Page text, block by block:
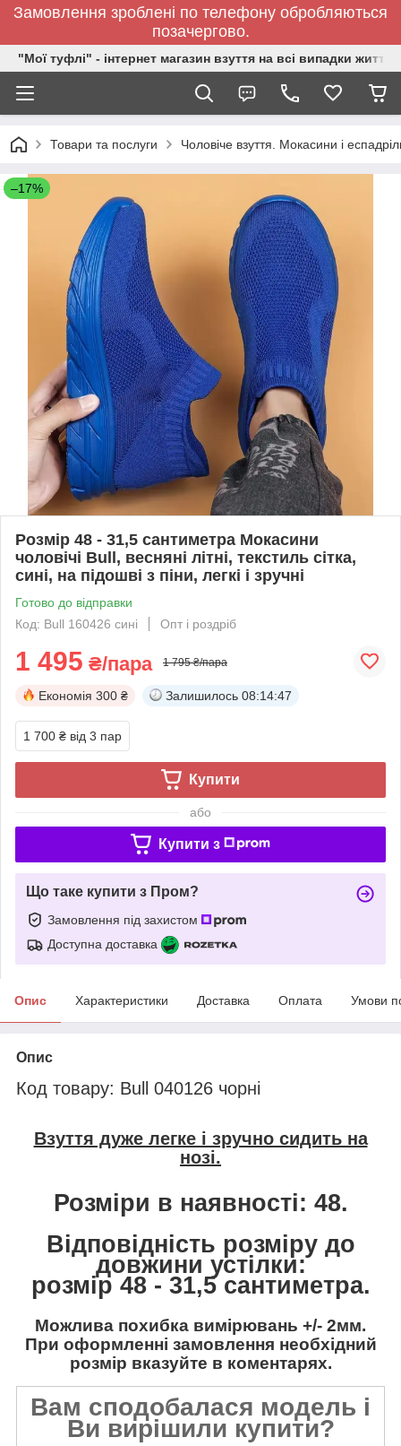
Замовлення зроблені по телефону обробляються
позачергово.
"Мої туфлі" - інтернет магазин взуття на всі випадки життя.
Товари та послуги Чоловіче взуття. Мокасини і
–17%
Розмір 48 - 31,5 сантиметра Мокасини
чоловічі Bull, весняні літні, текстиль сітка,
сині, на підошві з піни, легкі і зручні
Готово до відправки
Код: Bull 160426 сині
Опт і роздріб
1 495 ₴/пара 1 795 ₴/пара
Економія 300 ₴ Залишилось 08:14:46
1 700 ₴ від 3 пар
Купити
або
Купити з
Що таке купити з Пром?
Замовлення під захистом
Доступна доставка
Опис Характеристики Доставка Оплата Умови
Опис
Код товару: Bull 040126 чорні
Взуття дуже легке і зручно сидить на
нозі.
Розміри в наявності: 48.
Відповідність розміру до
довжини устілки:
розмір 48 - 31,5 сантиметра.
Можлива похибка вимірювань +/- 2мм.
При оформленні замовлення необхідний
розмір вказуйте в коментарях.
Вам сподобалася модель і
Ви вирішили купити?